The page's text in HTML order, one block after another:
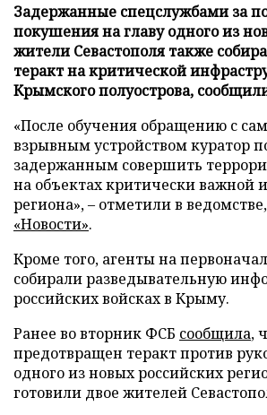
Задержанные спецслужбами за
покушения на главу одного из
жители Севастополя также
теракт на критической
Крымского полуострова,
«После обучения обращению с
взрывным устройством куратор
задержанным совершить
на объектах критически важной
региона», – отметили в
«Новости».
Кроме того, агенты на
собирали разведывательную
российских войсках в Крыму.
Ранее во вторник ФСБ сообщила,
предотвращен теракт против
одного из новых российских
готовили двое жителей